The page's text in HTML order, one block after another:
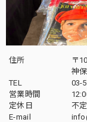
住所
〒
神
TEL
03-
営業時間
定休日
不
E-mail